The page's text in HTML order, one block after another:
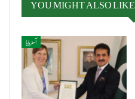
YOU MIGHT ALSO LIKE
آسٹریلیا